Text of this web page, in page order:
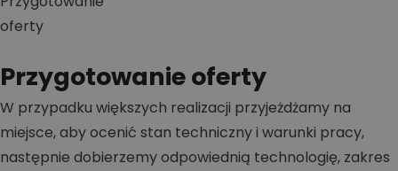
Przygotowanie oferty
W przypadku większych realizacji przyjeżdżamy na
miejsce, aby ocenić stan techniczny i warunki pracy,
następnie dobierzemy odpowiednią technologię, zakres